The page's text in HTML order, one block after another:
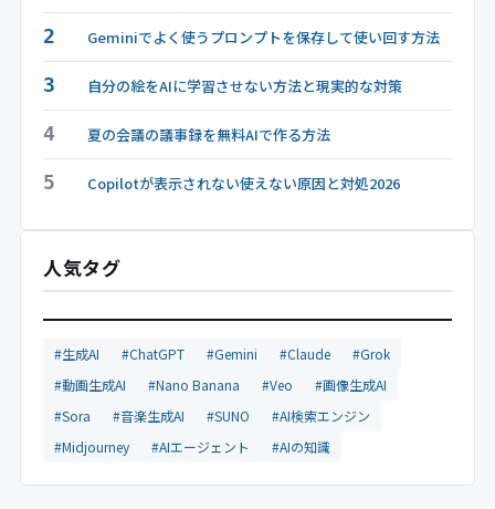
2 Geminiでよく使うプロンプトを保存して使い回す方法
3 自分の絵をAIに学習させない方法と現実的な対策
4 夏の会議の議事録を無料AIで作る方法
5 Copilotが表示されない使えない原因と対処2026
人気タグ
#生成AI #ChatGPT #Gemini #Claude
#Grok
#動画生成AI
#Nano Banana #Veo
#画像生成AI
#Sora
#音楽生成AI #SUNO
#AI検索エンジン
#Midjourney
#AIエージェント #AIの知識